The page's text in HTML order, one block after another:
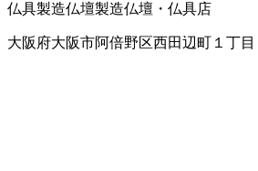
仏具製造仏壇製造仏壇・仏具店
大阪府大阪市阿倍野区西田辺町１丁目